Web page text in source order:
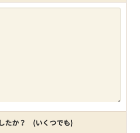
たか？ (いくつでも)